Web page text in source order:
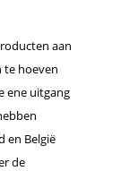
aan
te hoeven
ene uitgang
en België
de